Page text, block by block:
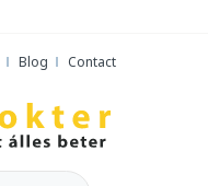
Blog Contact